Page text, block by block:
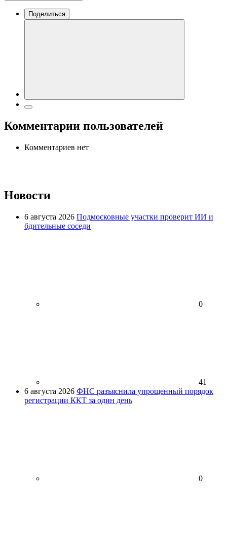
Поделиться
Комментарии пользователей
Комментариев нет
Новости
6 августа 2026 Подмосковные участки проверит ИИ и
бдительные соседи
0
41
6 августа 2026 ФНС разъяснила упрощенный порядок
регистрации ККТ за один день
0